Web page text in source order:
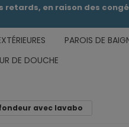
en raison des
PAROIS DE
DE DOUCHE
avec lavabo